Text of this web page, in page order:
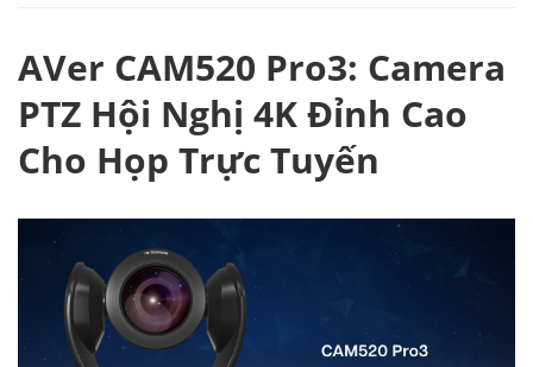
AVer CAM520 Pro3: Camera
PTZ Hội Nghị 4K Đỉnh Cao
Cho Họp Trực Tuyến